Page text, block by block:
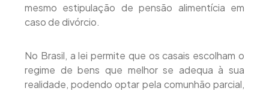
mesmo estipulação de pensão alimentícia em
caso de divórcio.
No Brasil, a lei permite que os casais escolham o
regime de bens que melhor se adequa à sua
realidade, podendo optar pela comunhão parcial,